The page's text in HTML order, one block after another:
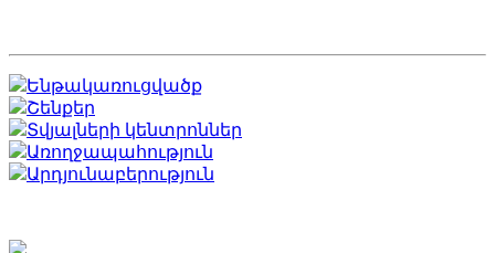
Ենթակառուցվածք
Շենքեր
Տվյալների կենտրոններ
Առողջապահություն
Արդյունաբերություն